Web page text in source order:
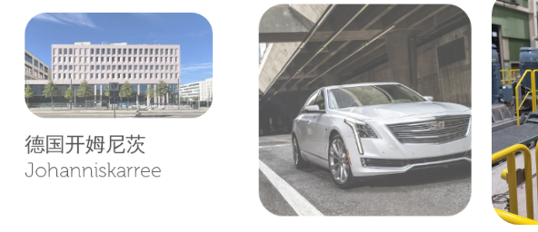
德国开姆尼茨
Johanniskarree